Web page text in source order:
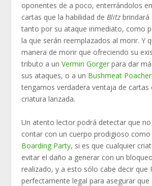
oponentes de a poco, enterrándolos
cartas que la habilidad deBlitz brindará
tanto por su ataque inmediato, como
la que serán reemplazados al morir. Y
manera de morir que ofreciendo su
tributo a unVermin Gorger para dar
sus ataques, o a un Bushmeat Poacher
tengamos verdadera ventaja de cartas
criatura lanzada.
Un atento lector podrá detectar que
contar con un cuerpo prodigioso como
Boarding Party, si es que cualquier
evitar el daño a generar con un
realizado, y a esto sólo cabe decir que
perfectamente legal para asegurar que